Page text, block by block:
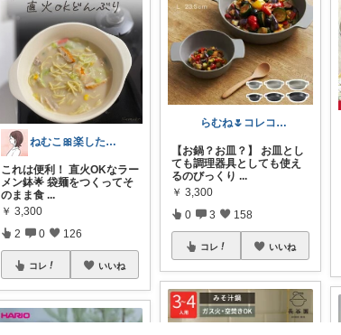
ねむこ🎀楽したいママの購入品ほぼオリ写
これは便利！ 直火OKなラー
メン鉢🌟 袋麺をつくってそ
のまま食 ...
￥ 3,300
2 0 126
コレ いいね
らむね🌷コレコメ感謝🌼経由で購入
【お鍋？お皿？】 お皿とし
ても調理器具としても使え
るのびっくり ...
￥ 3,300
0 3 158
コレ いいね